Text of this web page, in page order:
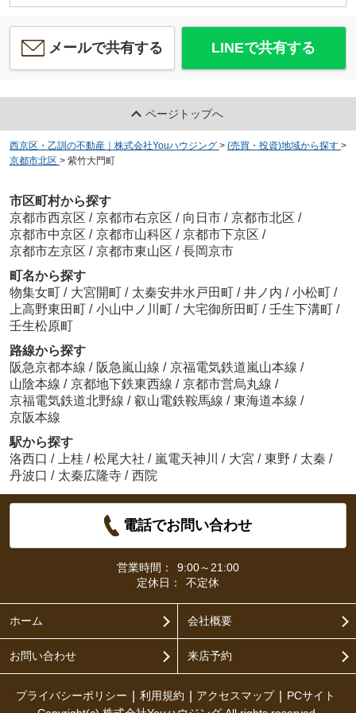
メールで共有する LINEで共有する
ページトップへ
西京区・乙訓の不動産｜株式会社Youハウジング > (売買・投資)地域から探す >
京都市北区 > 紫竹大門町
市区町村から探す
京都市西京区 / 京都市右京区 / 向日市 / 京都市北区 /
京都市中京区 / 京都市山科区 / 京都市下京区 /
京都市左京区 / 京都市東山区 / 長岡京市
町名から探す
物集女町 / 大宮開町 / 太秦安井水戸田町 / 井ノ内 / 小松町 /
上高野東田町 / 小山中ノ川町 / 大宅御所田町 / 壬生下溝町 /
壬生松原町
路線から探す
阪急京都本線 / 阪急嵐山線 / 京福電気鉄道嵐山本線 /
山陰本線 / 京都地下鉄東西線 / 京都市営烏丸線 /
京福電気鉄道北野線 / 叡山電鉄鞍馬線 / 東海道本線 /
京阪本線
駅から探す
洛西口 / 上桂 / 松尾大社 / 嵐電天神川 / 大宮 / 東野 / 太秦 /
丹波口 / 太秦広隆寺 / 西院
電話でお問い合わせ
営業時間：
9:00～21:00
定休日：
不定休
ホーム 会社概要
お問い合わせ 来店予約
プライバシーポリシー 利用規約 アクセスマップ
PCサイト